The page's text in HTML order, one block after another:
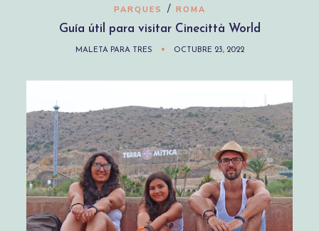
PARQUES / ROMA
Guía útil para visitar Cinecittà World
MALETA PARA TRES OCTUBRE 23, 2022